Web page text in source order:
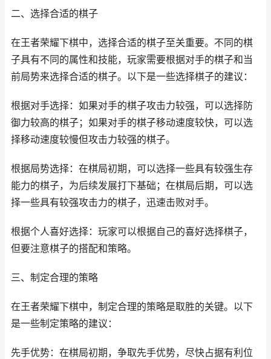
二、选择合适的棋子
在王者荣耀下棋中，选择合适的棋子至关重要。不同的棋
子具有不同的属性和技能，玩家需要根据对手的棋子和当
前局势来选择合适的棋子。以下是一些选择棋子的建议：
根据对手选择：如果对手的棋子攻击力较强，可以选择防
御力较高的棋子；如果对手的棋子移动速度较快，可以选
择移动速度较慢但攻击力较强的棋子。
根据局势选择：在棋局初期，可以选择一些具有较强生存
能力的棋子，为后续发展打下基础；在棋局后期，可以选
择一些具有较强攻击力的棋子，迅速击败对手。
根据个人喜好选择：玩家可以根据自己的喜好选择棋子，
但要注意棋子的搭配和策略。
三、制定合理的策略
在王者荣耀下棋中，制定合理的策略是取胜的关键。以下
是一些制定策略的建议：
先手优势：在棋局初期，争取先手优势，尽快占据有利位